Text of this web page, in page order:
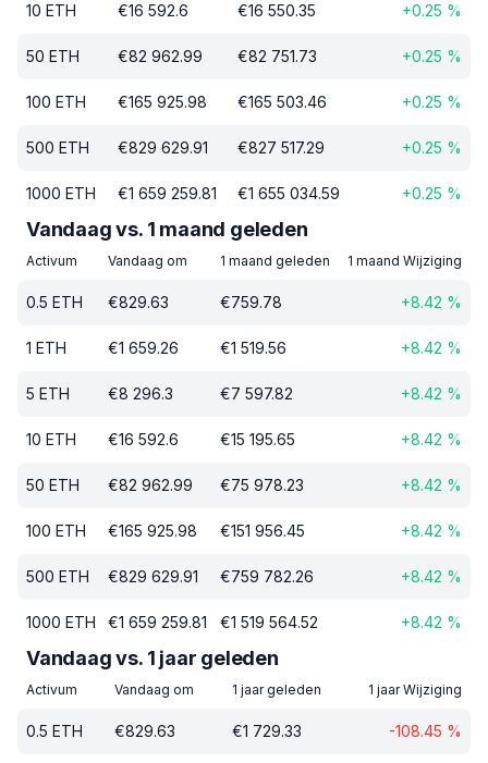
10 ETH €16 592.6 €16 550.35 +0.25 %
50 ETH €82 962.99 €82 751.73 +0.25 %
100 ETH €165 925.98 €165 503.46 +0.25 %
500 ETH €829 629.91 €827 517.29 +0.25 %
1000 ETH €1 659 259.81 €1 655 034.59 +0.25 %
Vandaag vs. 1 maand geleden
Activum Vandaag om 1 maand geleden 1 maand Wijziging
0.5 ETH €829.63 €759.78 +8.42 %
1 ETH €1 659.26 €1 519.56 +8.42 %
5 ETH €8 296.3 €7 597.82 +8.42 %
10 ETH €16 592.6 €15 195.65 +8.42 %
50 ETH €82 962.99 €75 978.23 +8.42 %
100 ETH €165 925.98 €151 956.45 +8.42 %
500 ETH €829 629.91 €759 782.26 +8.42 %
1000 ETH €1 659 259.81 €1 519 564.52 +8.42 %
Vandaag vs. 1 jaar geleden
Activum Vandaag om 1 jaar geleden 1 jaar Wijziging
0.5 ETH €829.63 €1 729.33 -108.45 %